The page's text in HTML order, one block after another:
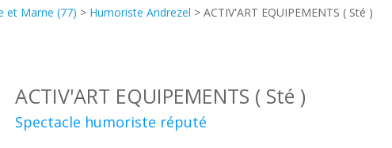
et Marne (77) > Humoriste Andrezel > ACTIV'ART EQUIPEMENTS ( Sté )
ACTIV'ART EQUIPEMENTS ( Sté )
Spectacle humoriste réputé